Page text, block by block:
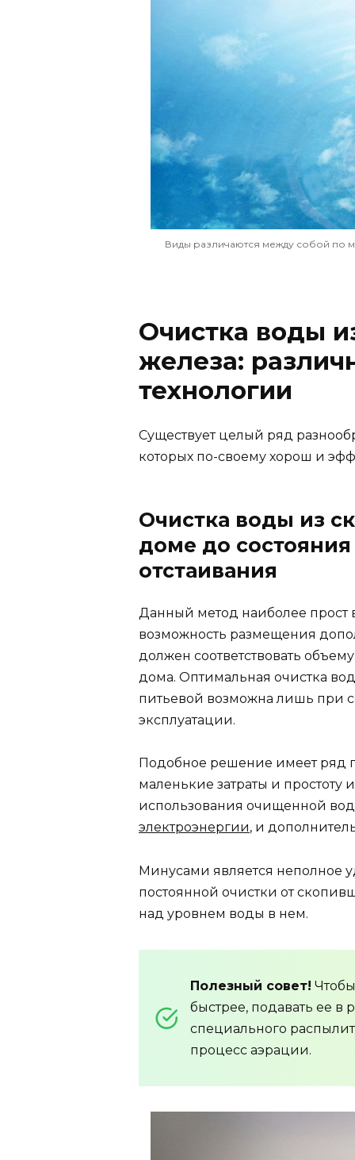
Виды различаются между собой по
Очистка воды
железа:
технологии
Существует целый ряд
которых по-своему хорош и
Очистка воды из
доме до
отстаивания
Данный метод наиболее прост в
возможность размещения
должен соответствовать
дома. Оптимальная очистка
питьевой возможна лишь при
эксплуатации.
Подобное решение имеет ряд
маленькие затраты и простоту
использования очищенной
электроэнергии, и
Минусами является неполное
постоянной очистки от
над уровнем воды в нем.
Полезный совет!
быстрее, подавать ее
специального
процесс аэрации.